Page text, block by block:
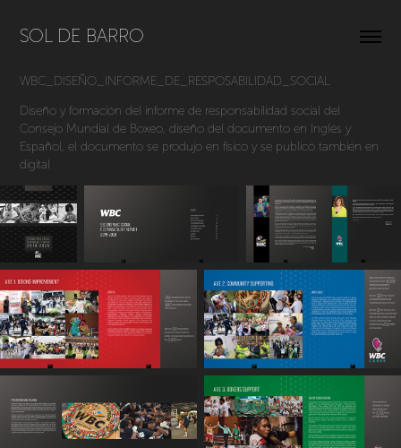
SOL DE BARRO
WBC_DISEÑO_INFORME_DE_RESPOSABILIDAD_SOCIAL
Diseño y formación del informe de responsabilidad social del
Consejo Mundial de Boxeo, diseño del documento en Inglés y
Español, el documento se produjo en físico y se publicó también en
digital